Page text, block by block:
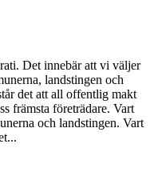
Det innebär att vi väljer
landstingen och
det att all offentlig makt
främsta företrädare. Vart
och landstingen. Vart